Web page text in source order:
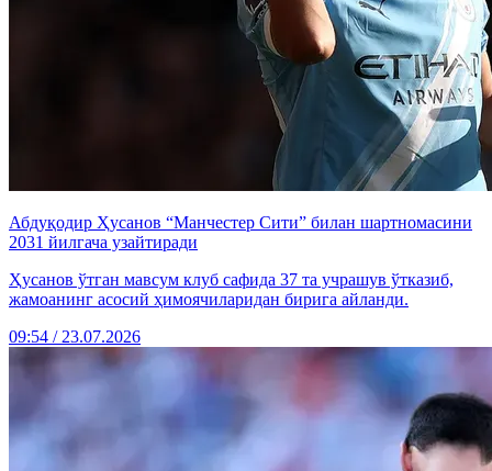
Абдуқодир Ҳусанов “Манчестер Сити” билан шартномасини
2031 йилгача узайтиради
Ҳусанов ўтган мавсум клуб сафида 37 та учрашув ўтказиб,
жамоанинг асосий ҳимоячиларидан бирига айланди.
09:54 / 23.07.2026